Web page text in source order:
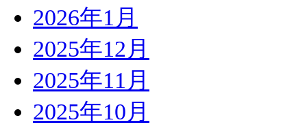
2026年1月
2025年12月
2025年11月
2025年10月